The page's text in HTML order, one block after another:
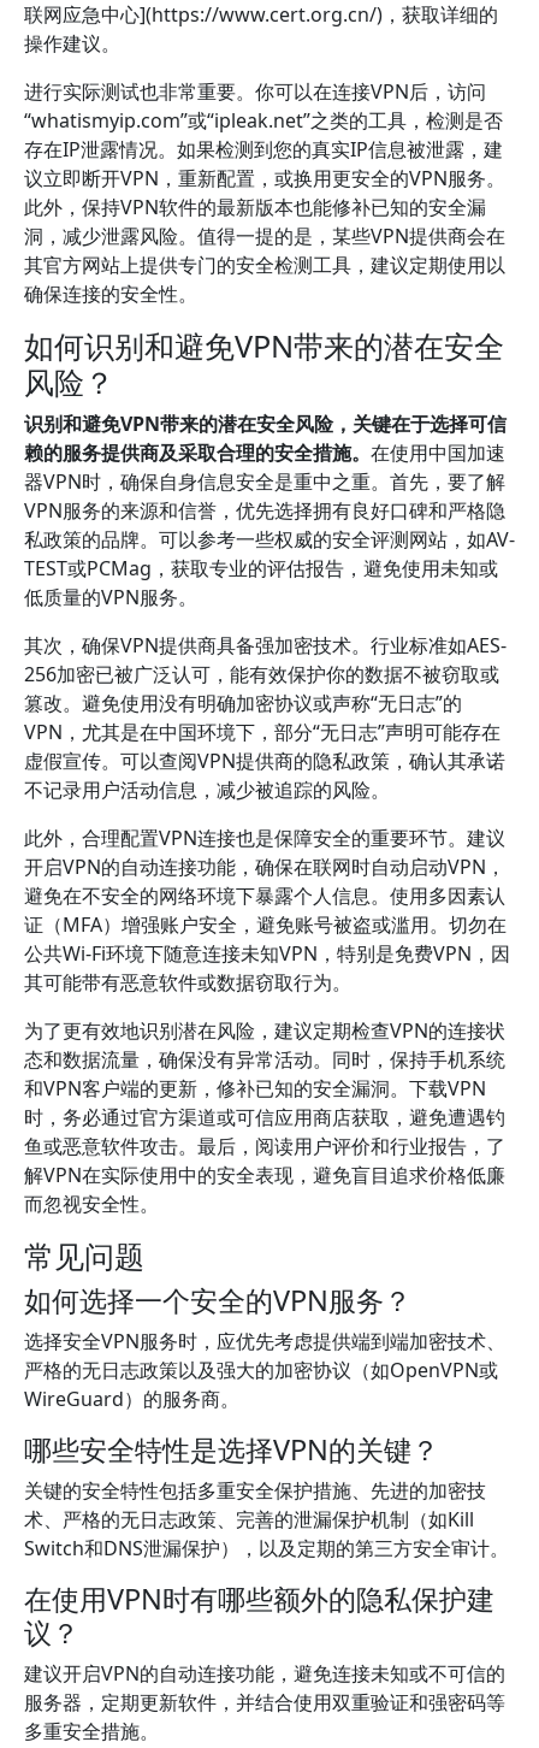
联网应急中心](https://www.cert.org.cn/)，获取详细的
操作建议。
进行实际测试也非常重要。你可以在连接VPN后，访问
“whatismyip.com”或“ipleak.net”之类的工具，检测是否
存在IP泄露情况。如果检测到您的真实IP信息被泄露，建
议立即断开VPN，重新配置，或换用更安全的VPN服务。
此外，保持VPN软件的最新版本也能修补已知的安全漏
洞，减少泄露风险。值得一提的是，某些VPN提供商会在
其官方网站上提供专门的安全检测工具，建议定期使用以
确保连接的安全性。
如何识别和避免VPN带来的潜在安全
风险？
识别和避免VPN带来的潜在安全风险，关键在于选择可信
赖的服务提供商及采取合理的安全措施。 在使用中国加速
器VPN时，确保自身信息安全是重中之重。首先，要了解
VPN服务的来源和信誉，优先选择拥有良好口碑和严格隐
私政策的品牌。可以参考一些权威的安全评测网站，如AV-
TEST或PCMag，获取专业的评估报告，避免使用未知或
低质量的VPN服务。
其次，确保VPN提供商具备强加密技术。行业标准如AES-
256加密已被广泛认可，能有效保护你的数据不被窃取或
篡改。避免使用没有明确加密协议或声称“无日志”的
VPN，尤其是在中国环境下，部分“无日志”声明可能存在
虚假宣传。可以查阅VPN提供商的隐私政策，确认其承诺
不记录用户活动信息，减少被追踪的风险。
此外，合理配置VPN连接也是保障安全的重要环节。建议
开启VPN的自动连接功能，确保在联网时自动启动VPN，
避免在不安全的网络环境下暴露个人信息。使用多因素认
证（MFA）增强账户安全，避免账号被盗或滥用。切勿在
公共Wi-Fi环境下随意连接未知VPN，特别是免费VPN，因
其可能带有恶意软件或数据窃取行为。
为了更有效地识别潜在风险，建议定期检查VPN的连接状
态和数据流量，确保没有异常活动。同时，保持手机系统
和VPN客户端的更新，修补已知的安全漏洞。下载VPN
时，务必通过官方渠道或可信应用商店获取，避免遭遇钓
鱼或恶意软件攻击。最后，阅读用户评价和行业报告，了
解VPN在实际使用中的安全表现，避免盲目追求价格低廉
而忽视安全性。
常见问题
如何选择一个安全的VPN服务？
选择安全VPN服务时，应优先考虑提供端到端加密技术、
严格的无日志政策以及强大的加密协议（如OpenVPN或
WireGuard）的服务商。
哪些安全特性是选择VPN的关键？
关键的安全特性包括多重安全保护措施、先进的加密技
术、严格的无日志政策、完善的泄漏保护机制（如Kill
Switch和DNS泄漏保护），以及定期的第三方安全审计。
在使用VPN时有哪些额外的隐私保护建
议？
建议开启VPN的自动连接功能，避免连接未知或不可信的
服务器，定期更新软件，并结合使用双重验证和强密码等
多重安全措施。